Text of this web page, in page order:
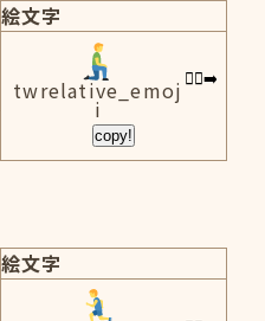
絵文字
twrelative_emoj
i
copy!
絵文字